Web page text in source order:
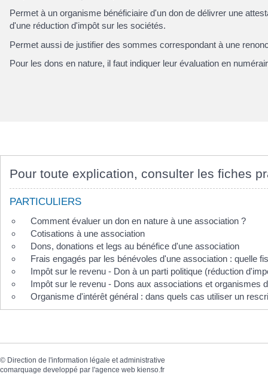
Permet à un organisme bénéficiaire d'un don de délivrer une
d'une réduction d'impôt sur les sociétés.
Permet aussi de justifier des sommes correspondant à une
Pour les dons en nature, il faut indiquer leur évaluation en
Pour toute explication, consulter les fiches
PARTICULIERS
Comment évaluer un don en nature à une association ?
Cotisations à une association
Dons, donations et legs au bénéfice d'une association
Frais engagés par les bénévoles d'une association : quelle
Impôt sur le revenu - Don à un parti politique (réduction
Impôt sur le revenu - Dons aux associations et organismes
Organisme d'intérêt général : dans quels cas utiliser un
© Direction de l'information légale et administrative
comarquage developpé par l'agence web kienso.fr